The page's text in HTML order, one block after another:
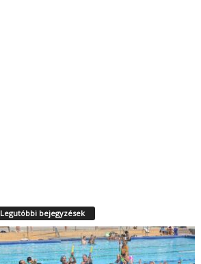
Legutóbbi bejegyzések